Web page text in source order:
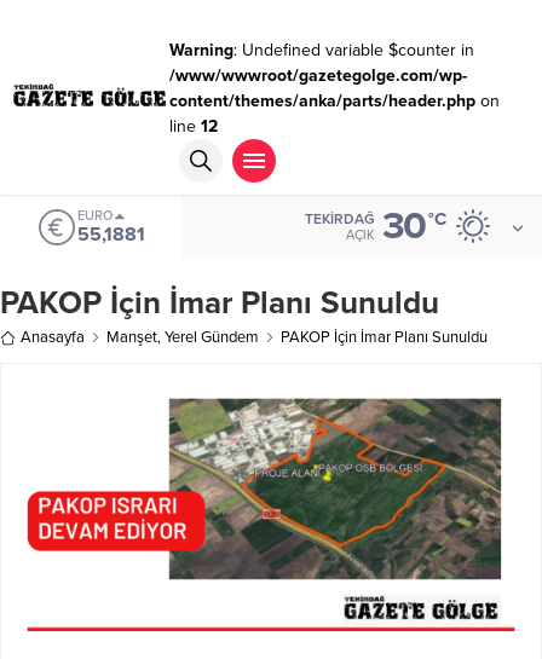
Warning: Undefined variable $counter in
/www/wwwroot/gazetegolge.com/wp-
content/themes/anka/parts/header.phpon
line 12
EURO
55,1881
TEKIRDAĞ
AÇIK 30°C
PAKOP İçin İmar Planı Sunuldu
Anasayfa Manşet,Yerel Gündem PAKOP İçin İmar Planı Sunuldu